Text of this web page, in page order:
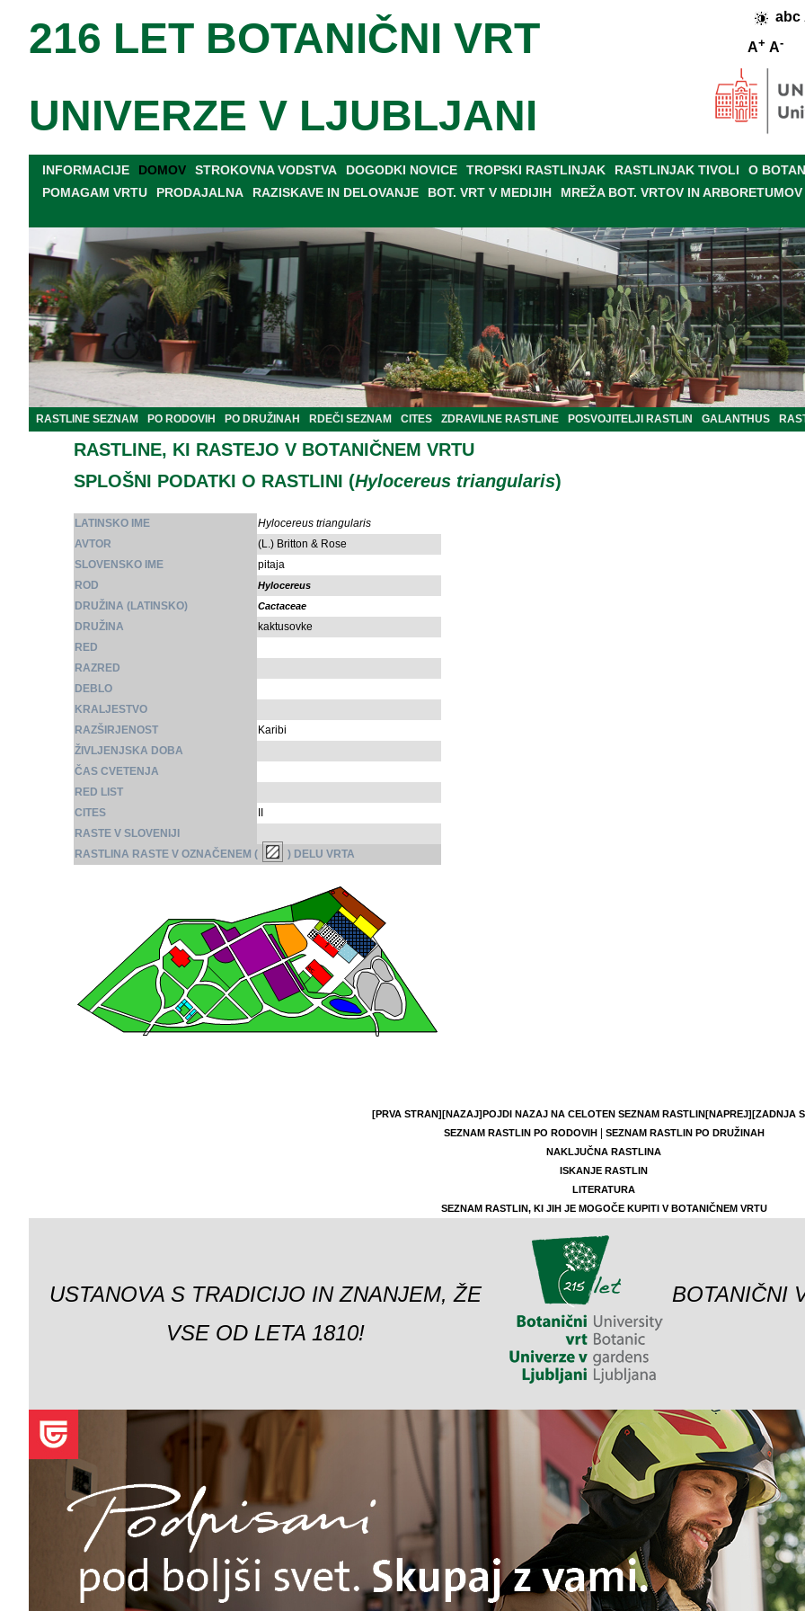
abc
A+ A-
216 LET BOTANIČNI VRT
UNIVERZE V LJUBLJANI
INFORMACIJE DOMOV STROKOVNA VODSTVA DOGODKI NOVICE TROPSKI RASTLINJAK RASTLINJAK TIVOLI O
POMAGAM VRTU
PRODAJALNA RAZISKAVE IN DELOVANJE BOT. VRT V MEDIJIH MREŽA BOT. VRTOV IN ARBORETUMOV
RASTLINE SEZNAM PO RODOVIH PO DRUŽINAH RDEČI SEZNAM CITES ZDRAVILNE RASTLINE POSVOJITELJI RASTLIN GALANTHUS
RASTLINE, KI RASTEJO V BOTANIČNEM VRTU
SPLOŠNI PODATKI O RASTLINI (Hylocereus triangularis)
LATINSKO IME
Hylocereus triangularis
AVTOR
(L.) Britton & Rose
SLOVENSKO IME
pitaja
ROD
Hylocereus
DRUŽINA (LATINSKO) Cactaceae
DRUŽINA
kaktusovke
RED
RAZRED
DEBLO
KRALJESTVO
RAZŠIRJENOST
Karibi
ŽIVLJENJSKA DOBA
ČAS CVETENJA
RED LIST
CITES
RASTE V SLOVENIJI
RASTLINA RASTE V OZNAČENEM (
) DELU VRTA
[PRVA STRAN][NAZAJ]POJDI NAZAJ NA CELOTEN SEZNAM RASTLIN[NAPREJ][ZADNJA
SEZNAM RASTLIN PO RODOVIH|
SEZNAM RASTLIN PO DRUŽINAH
NAKLJUČNA RASTLINA
ISKANJE RASTLIN
LITERATURA
SEZNAM RASTLIN, KI JIH JE MOGOČE KUPITI V BOTANIČNEM VRTU
USTANOVA S TRADICIJO IN ZNANJEM, ŽE
VSE OD LETA 1810!
BOTANIČNI